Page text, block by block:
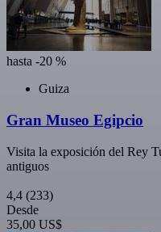
hasta -20 %
Guiza
Gran Museo Egipcio
Visita la exposición del Rey
antiguos
4,4 (233)
Desde
35,00 US$